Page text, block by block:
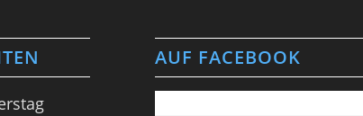
AUF FACEBOOK